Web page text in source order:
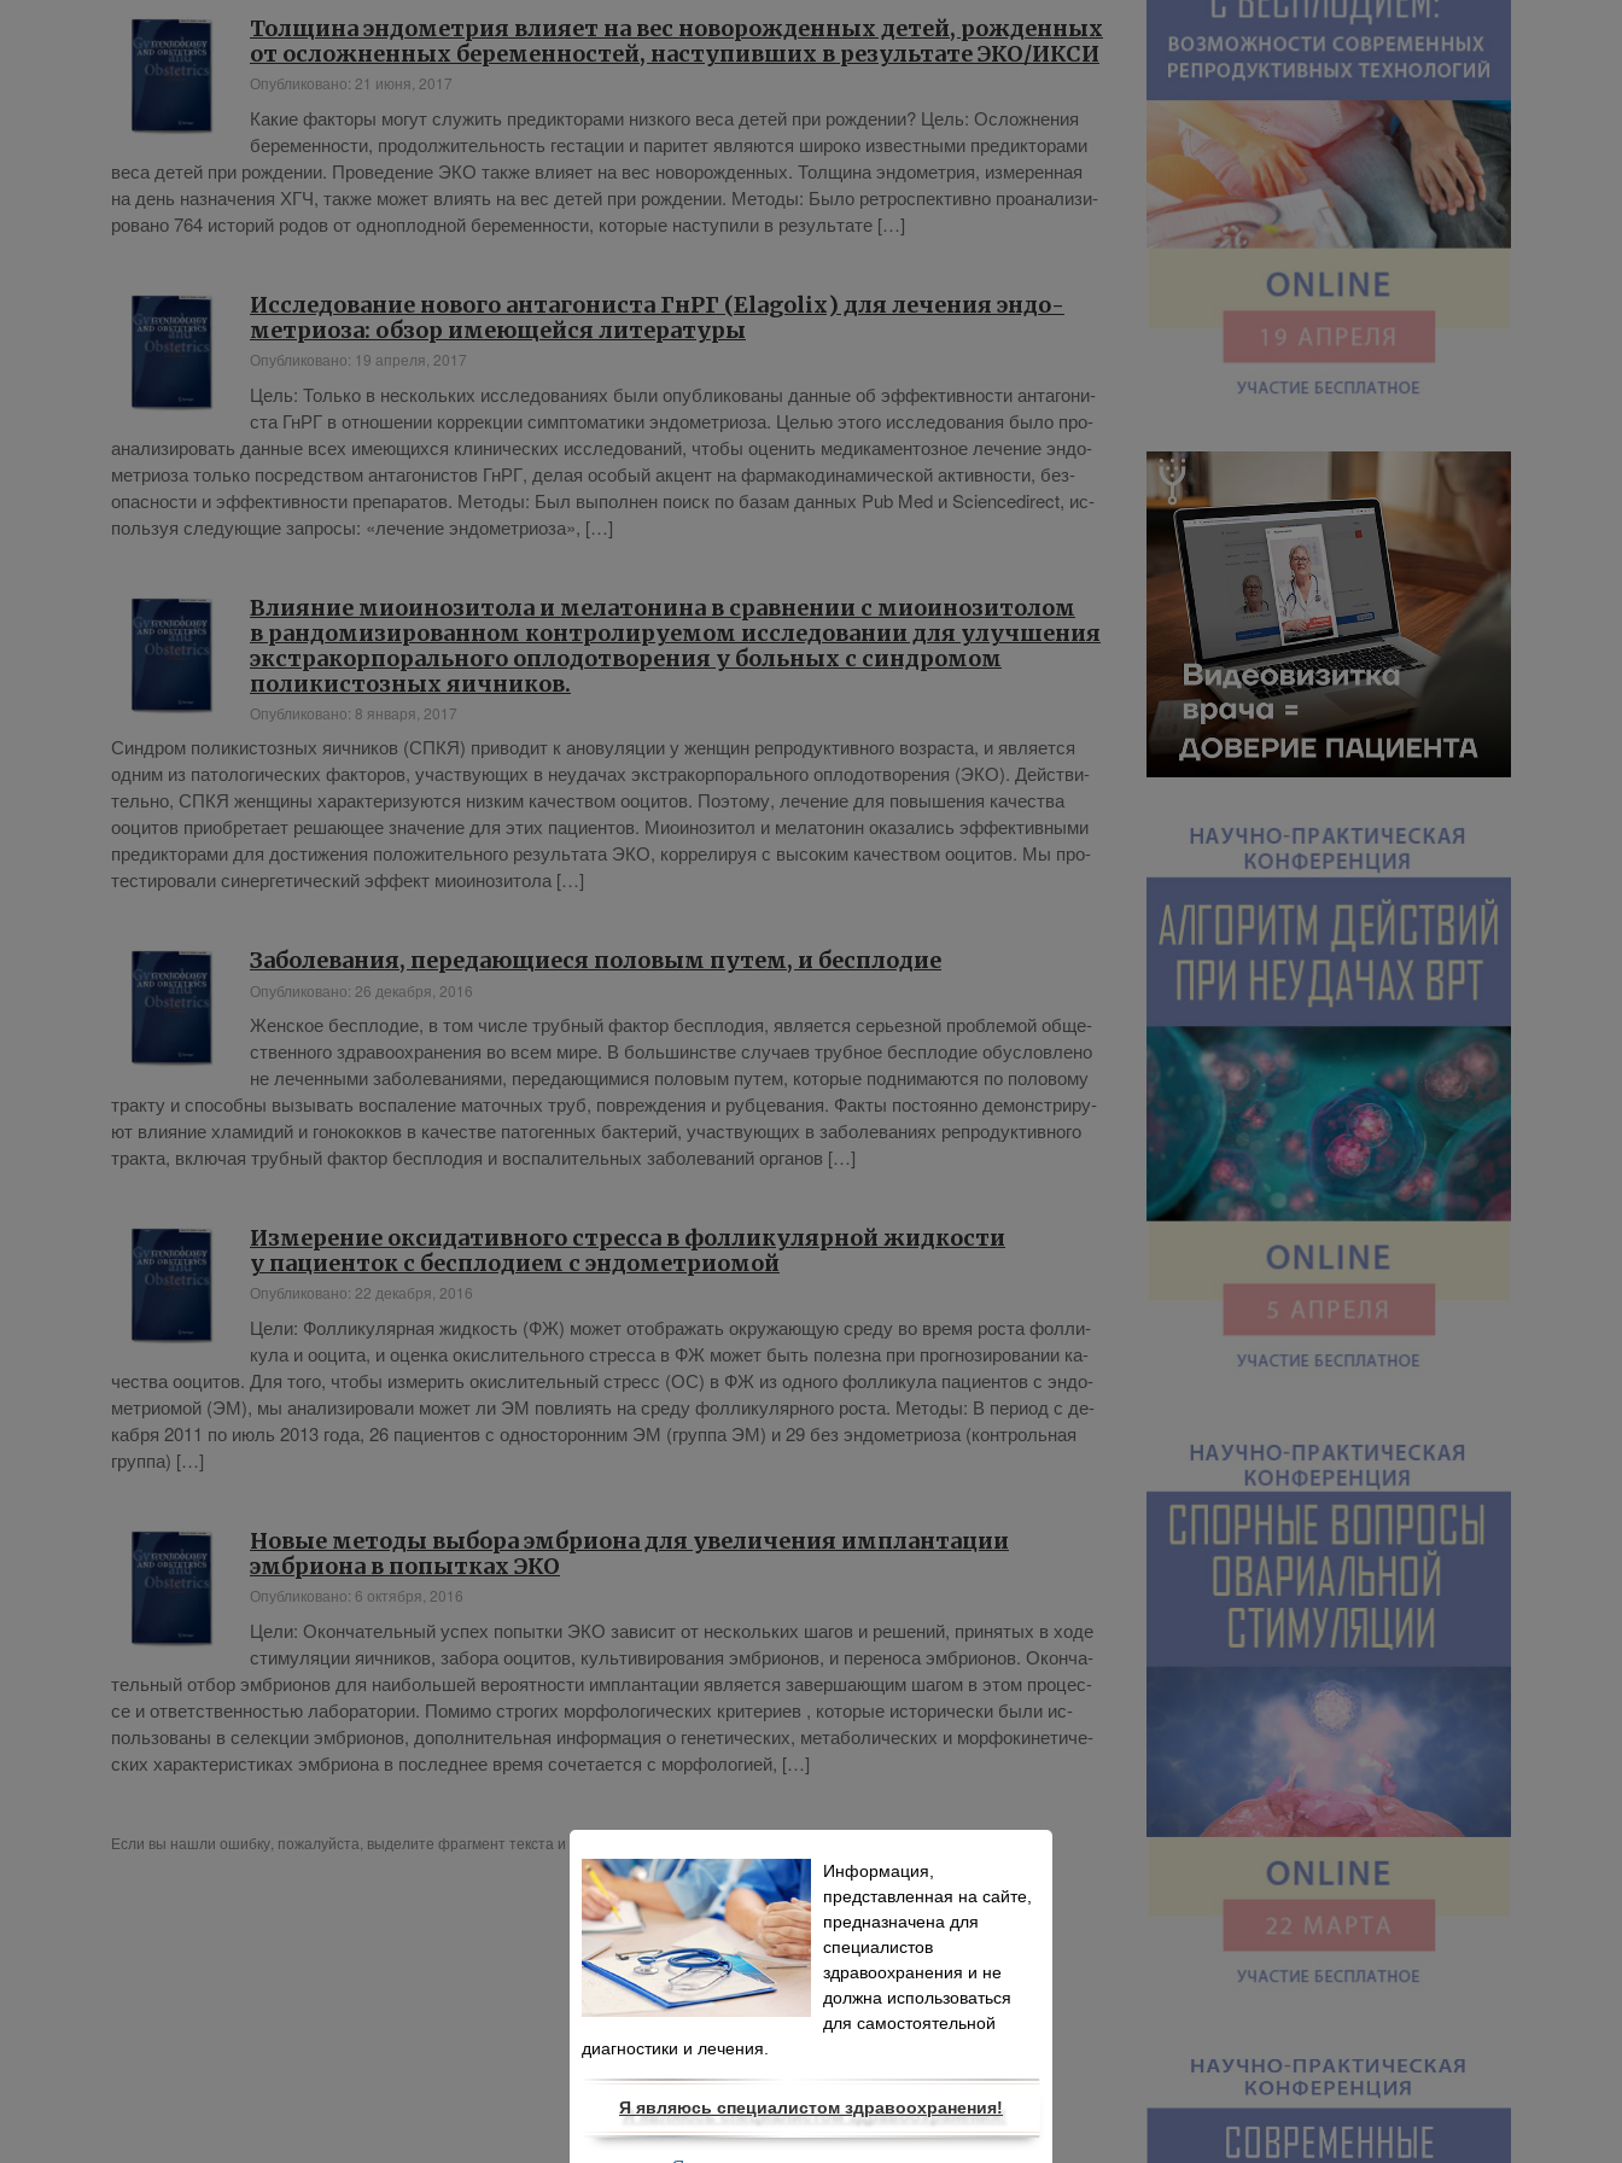
Толщина эндометрия влияет на вес новорожденных детей, рожденных
от осложненных беременностей, наступивших в результате ЭКО/ИКСИ
Опубликовано: 21 июня, 2017
Ка­кие фак­то­ры мо­гут слу­жить пре­дик­то­ра­ми низ­ко­го ве­са де­тей при рож­дении? Цель: Ослож­не­ния
бе­ре­мен­но­сти, про­дол­жи­тель­ность ге­ста­ции и па­ри­тет яв­ля­ют­ся ши­ро­ко из­вест­ны­ми пре­дик­то­ра­ми
ве­са де­тей при рож­де­нии. Про­ве­де­ние ЭКО так­же вли­я­ет на вес но­во­рож­ден­ных. Тол­щи­на эн­до­мет­рия, из­ме­рен­ная
на день на­зна­че­ния ХГЧ, так­же мо­жет вли­ять на вес де­тей при рож­дении. Ме­то­ды: Бы­ло ре­тро­спек­тив­но про­ана­ли­зи­
ро­ва­но 764 ис­то­рий ро­дов от од­но­плод­ной бе­ре­мен­но­сти, ко­то­рые на­сту­пи­ли в ре­зуль­та­те […]
Ис­сле­до­ва­ние но­во­го ан­та­го­ни­ста ГнРГ (Elagolix) для ле­че­ния эн­до­
мет­ри­оза: об­зор име­ю­щей­ся ли­те­ра­ту­ры
Опубликовано: 19 апреля, 2017
Цель: Толь­ко в несколь­ких ис­сле­до­ва­ни­ях бы­ли опуб­ли­ко­ва­ны дан­ные об эф­фек­тив­но­сти ан­та­го­ни­
ста ГнРГ в от­но­ше­нии кор­рек­ции симп­то­ма­ти­ки эн­до­мет­ри­оза. Це­лью это­го ис­сле­до­ва­ния бы­ло про­
ана­ли­зи­ро­вать дан­ные всех име­ю­щих­ся кли­ни­че­ских ис­сле­до­ва­ний, чтобы оце­нить ме­ди­ка­мен­тоз­ное ле­че­ние эн­до­
мет­ри­оза толь­ко по­сред­ством ан­та­го­ни­стов ГнРГ, де­лая осо­бый ак­цент на фар­ма­ко­ди­на­ми­че­ской ак­тив­но­сти, без­
опас­но­сти и эф­фек­тив­но­сти пре­па­ра­тов. Ме­то­ды: Был вы­пол­нен по­иск по ба­зам дан­ных Pub Med и Sciencedirect, ис­
поль­зуя сле­ду­ю­щие за­про­сы: «ле­че­ние эн­до­мет­ри­оза», […]
Влияние миоинозитола и мелатонина в сравнении с миоинозитолом
в рандомизированном контролируемом исследовании для улучшения
экстракорпорального оплодотворения у больных с синдромом
поликистозных яичников.
Опубликовано: 8 января, 2017
Син­дром по­ли­ки­стоз­ных яич­ни­ков (СПКЯ) при­во­дит к ано­ву­ля­ции у жен­щин ре­про­дук­тив­но­го воз­рас­та, и яв­ля­ет­ся
од­ним из па­то­ло­ги­че­ских фак­то­ров, участ­ву­ю­щих в неуда­чах экс­тра­кор­по­раль­но­го опло­до­тво­ре­ния (ЭКО). Дей­стви­
тель­но, СПКЯ жен­щи­ны ха­рак­те­ри­зу­ют­ся низ­ким ка­че­ством ооци­тов. По­это­му, ле­че­ние для по­вы­ше­ния ка­че­ства
ооци­тов при­об­ре­та­ет ре­ша­ю­щее зна­че­ние для этих па­ци­ен­тов. Мио­и­но­зи­тол и ме­ла­то­нин ока­за­лись эф­фек­тив­ны­ми
пре­дик­то­ра­ми для до­сти­же­ния по­ло­жи­тель­но­го ре­зуль­та­та ЭКО, кор­ре­ли­руя с вы­со­ким ка­че­ством ооци­тов. Мы про­
те­сти­ро­ва­ли си­нер­ге­ти­че­ский эф­фект мио­и­но­зи­то­ла […]
Заболевания, передающиеся половым путем, и бесплодие
Опубликовано: 26 декабря, 2016
Жен­ское бес­пло­дие, в том чис­ле труб­ный фак­тор бес­пло­дия, яв­ля­ет­ся се­рьез­ной про­бле­мой об­ще­
ствен­но­го здра­во­охра­не­ния во всем ми­ре. В боль­шин­стве слу­ча­ев труб­ное бес­пло­дие обу­слов­ле­но
не ле­чен­ны­ми за­боле­ва­ни­я­ми, пе­ре­да­ю­щи­ми­ся по­ло­вым пу­тем, ко­то­рые под­ни­ма­ют­ся по по­ло­во­му
трак­ту и спо­соб­ны вы­зы­вать вос­па­ле­ние ма­точ­ных труб, по­вре­жде­ния и руб­це­ва­ния. Фак­ты по­сто­ян­но де­мон­стри­ру­
ют вли­я­ние хла­ми­дий и го­но­кок­ков в ка­че­стве па­то­ген­ных бак­те­рий, участ­ву­ю­щих в за­боле­ва­ни­ях ре­про­дук­тив­но­го
трак­та, вклю­чая труб­ный фак­тор бес­пло­дия и вос­па­ли­тель­ных за­боле­ва­ний ор­га­нов […]
Измерение оксидативного стресса в фолликулярной жидкости
у пациенток с бесплодием с эндометриомой
Опубликовано: 22 декабря, 2016
Це­ли: Фол­ли­ку­ляр­ная жид­кость (ФЖ) мо­жет отоб­ра­жать окру­жа­ю­щую сре­ду во вре­мя ро­ста фол­ли­
ку­ла и ооци­та, и оцен­ка окис­ли­тель­но­го стрес­са в ФЖ мо­жет быть по­лез­на при про­гно­зи­ро­ва­нии ка­
че­ства ооци­тов. Для то­го, чтобы из­ме­рить окис­ли­тель­ный стресс (ОС) в ФЖ из од­но­го фол­ли­ку­ла па­ци­ен­тов с эн­до­
мет­ри­о­мой (ЭМ), мы ана­ли­зи­ро­ва­ли мо­жет ли ЭМ по­вли­ять на сре­ду фол­ли­ку­ляр­но­го ро­ста. Ме­то­ды: В пе­ри­од с де­
каб­ря 2011 по июль 2013 го­да, 26 па­ци­ен­тов с од­но­сто­рон­ним ЭМ (груп­па ЭМ) и 29 без эн­до­мет­ри­оза (кон­троль­ная
груп­па) […]
Новые методы выбора эмбриона для увеличения имплантации
эмбриона в попытках ЭКО
Опубликовано: 6 октября, 2016
Цели: Окон­ча­тель­ный успех по­пыт­ки ЭКО за­ви­сит от несколь­ких ша­гов и ре­ше­ний, при­ня­тых в хо­де
сти­му­ля­ции яич­ни­ков, за­бо­ра ооци­тов, куль­ти­ви­ро­ва­ния эм­бри­о­нов, и пе­ре­но­са эм­бри­о­нов. Окон­ча­
тель­ный от­бор эм­бри­о­нов для наи­боль­шей ве­ро­ят­но­сти им­план­та­ции яв­ля­ет­ся за­вер­ша­ю­щим ша­гом в этом про­цес­
се и от­вет­ствен­но­стью ла­бо­ра­то­рии. По­ми­мо стро­гих мор­фо­ло­ги­че­ских кри­те­ри­ев , ко­то­рые ис­то­ри­че­ски бы­ли ис­
поль­зо­ва­ны в се­лек­ции эм­бри­о­нов, до­пол­ни­тель­ная ин­фор­ма­ция о ге­не­ти­че­ских, ме­та­бо­ли­че­ских и мор­фо­ки­не­ти­че­
ских ха­рак­те­ри­сти­ках эм­бри­о­на в по­след­нее вре­мя со­че­та­ет­ся с мор­фо­ло­ги­ей, […]
Если вы нашли ошибку, пожалуйста, выделите фрагмент текста и нажмите
Информация,
представленная на сайте,
предназначена для
специалистов
здравоохранения и не
должна использоваться
для самостоятельной
диагностики и лечения.
Я являюсь специалистом здравоохранения!